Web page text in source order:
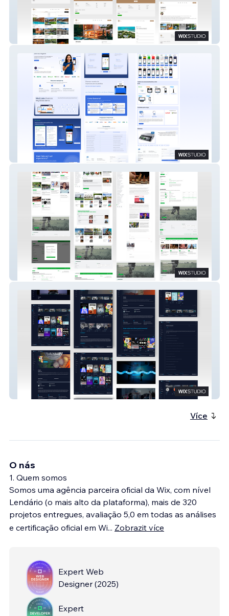
Cobé Trancoso
PDV Mobi
Esportes 21
DOC TV
Více
O nás
1. Quem somos
Somos uma agência parceira oficial da Wix, com nível
Lendário (o mais alto da plataforma), mais de 320
projetos entregues, avaliação 5,0 em todas as análises
e certificação oficial em Wi... Zobrazit více
Expert Web
Designer (2025)
Expert